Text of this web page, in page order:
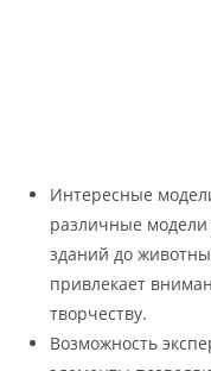
Интересные
различные модели
зданий до
привлекает
творчеству.
Возможность